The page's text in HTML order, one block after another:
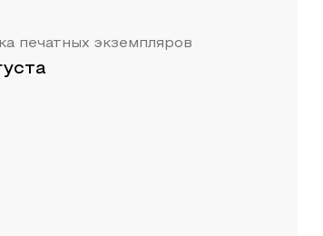
печатных экземпляров